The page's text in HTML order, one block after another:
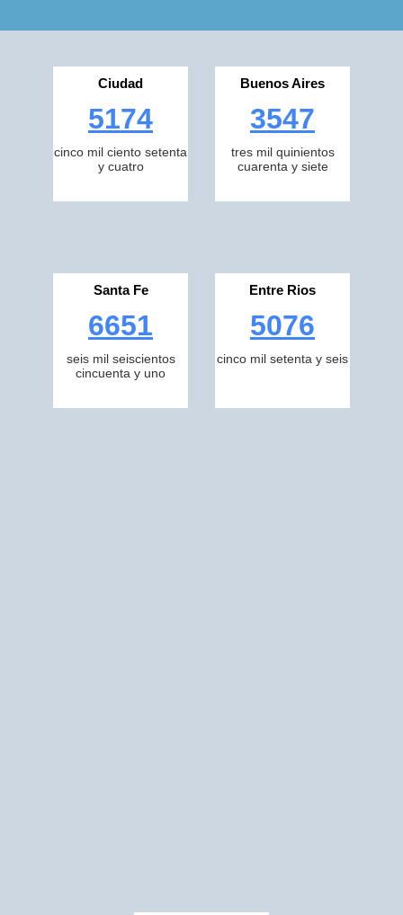
Ciudad
5174
cinco mil ciento setenta
y cuatro
Buenos Aires
3547
tres mil quinientos
cuarenta y siete
Santa Fe
6651
seis mil seiscientos
cincuenta y uno
Entre Rios
5076
cinco mil setenta y seis